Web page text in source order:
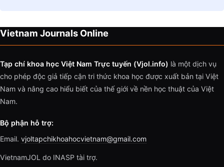
Vietnam Journals Online
Tạp chí khoa học Việt Nam Trực tuyến (Vjol.info) là một dịch vụ
cho phép độc giả tiếp cận tri thức khoa học được xuất bản tại Việt
Nam và nâng cao hiểu biết của thế giới về nền học thuật của Việt
Nam.
Bộ phận hỗ trợ:
Email. vjoltapchikhoahocvietnam@gmail.com
VietnamJOL do INASP tài trợ.